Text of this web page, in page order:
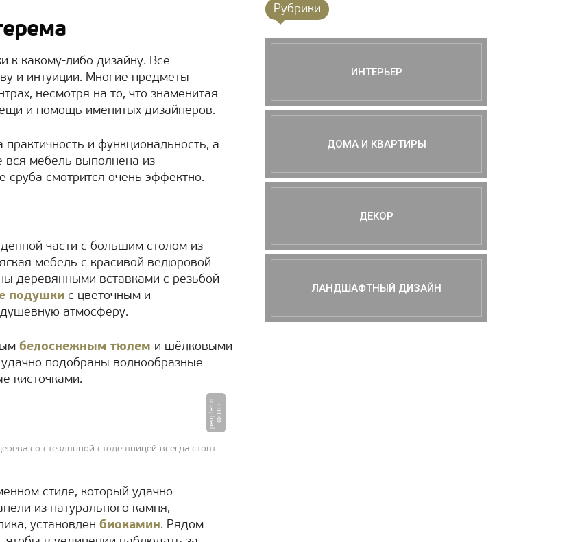
к какому-либо дизайну. Всё
и интуиции. Многие предметы
несмотря на то, что знаменитая
и помощь именитых дизайнеров.
и функциональность, а
вся мебель выполнена из
сруба смотрится очень эффектно.
части с большим столом из
мебель с красивой велюровой
деревянными вставками с резьбой
подушки с цветочным и
атмосферу.
белоснежным тюлем и шёлковыми
подобраны волнообразные
кисточками.
Ф
О
Т
О
:
p
e
o
p
l
e
s.
r
u
со стеклянной столешницей всегда стоят
стиле, который удачно
из натурального камня,
установлен биокамин. Рядом
Рубрики
ИНТЕРЬЕР
ДОМА И КВАРТИРЫ
ДЕКОР
ЛАНДШАФТНЫЙ ДИЗАЙН